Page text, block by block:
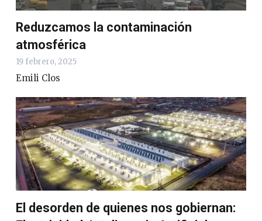
Reduzcamos la contaminación
atmosférica
19 febrero, 2025
Emili Clos
El desorden de quienes nos gobiernan: